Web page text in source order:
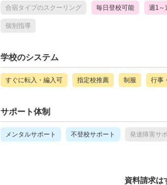
合宿タイプのスクーリング 毎日登校可能 週1～
個別指導
学校のシステム
すぐに転入・編入可 指定校推薦 制服 行事
サポート体制
メンタルサポート 不登校サポート 発達障害サ
資料請求は